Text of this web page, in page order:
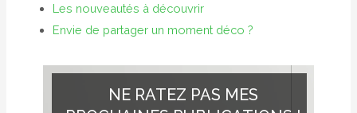
Les nouveautés à découvrir
Envie de partager un moment déco ?
NE RATEZ PAS MES